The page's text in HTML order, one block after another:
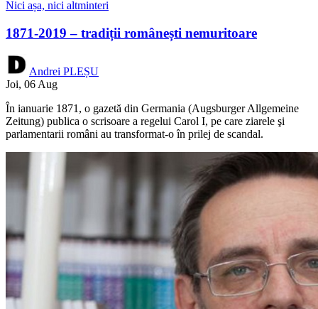
Nici așa, nici altminteri
1871-2019 – tradiții românești nemuritoare
Andrei PLEȘU
Joi, 06 Aug
În ianuarie 1871, o gazetă din Germania (Augsburger Allgemeine
Zeitung) publica o scrisoare a regelui Carol I, pe care ziarele şi
parlamentarii români au transformat-o în prilej de scandal.